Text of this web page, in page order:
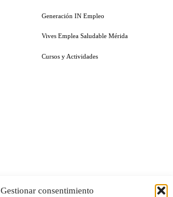
Gestionar consentimiento
Generación IN Empleo
Vives Emplea Saludable Mérida
Cursos y Actividades